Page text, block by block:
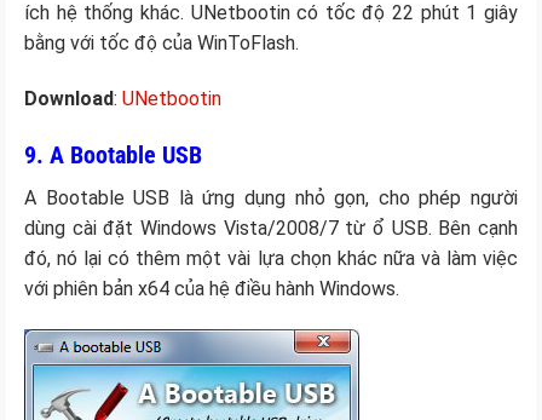
ích hệ thống khác. UNetbootin có tốc độ 22 phút 1 giây
bằng với tốc độ của WinToFlash.
Download: UNetbootin
9. A Bootable USB
A Bootable USB là ứng dụng nhỏ gọn, cho phép người
dùng cài đặt Windows Vista/2008/7 từ ổ USB. Bên cạnh
đó, nó lại có thêm một vài lựa chọn khác nữa và làm việc
với phiên bản x64 của hệ điều hành Windows.